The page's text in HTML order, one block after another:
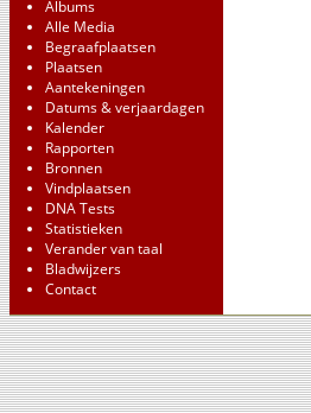
Albums
Alle Media
Begraafplaatsen
Plaatsen
Aantekeningen
Datums & verjaardagen
Kalender
Rapporten
Bronnen
Vindplaatsen
DNA Tests
Statistieken
Verander van taal
Bladwijzers
Contact